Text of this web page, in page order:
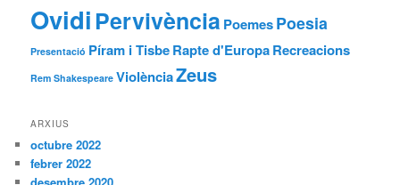
OvidiPervivència PoemesPoesia
Presentació Píram i TisbeRapte d'EuropaRecreacions
Rem Shakespeare ViolènciaZeus
ARXIUS
octubre 2022
febrer 2022